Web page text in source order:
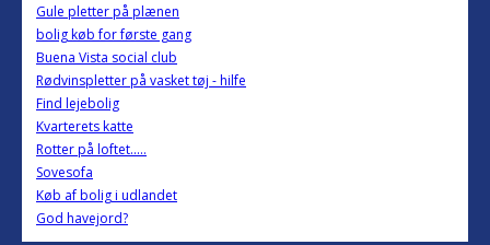
Gule pletter på plænen
bolig køb for første gang
Buena Vista social club
Rødvinspletter på vasket tøj - hilfe
Find lejebolig
Kvarterets katte
Rotter på loftet.....
Sovesofa
Køb af bolig i udlandet
God havejord?